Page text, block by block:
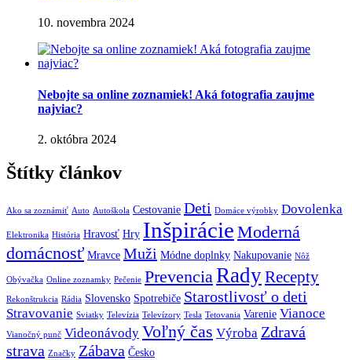
10. novembra 2024
Nebojte sa online zoznamiek! Aká fotografia zaujme
najviac?
2. októbra 2024
Štítky článkov
Ako sa zoznámiť Auto Autoškola Cestovanie Deti Domáce výrobky Dovolenka
Elektronika História Hravosť Hry Inšpirácie Moderná
domácnosť Mravce Muži Módne doplnky Nakupovanie Nôž
Obývačka Online zoznamky Pečenie Prevencia RadyRecepty
Rekonštrukcia Rádia Slovensko Spotrebiče Starostlivosť o deti
Stravovanie Sviatky Televízia Televízory Tesla Tetovania Varenie Vianoce
Vianočný punč Videonávody Voľný čas Výroba Zdravá
strava Značky Zábava Česko